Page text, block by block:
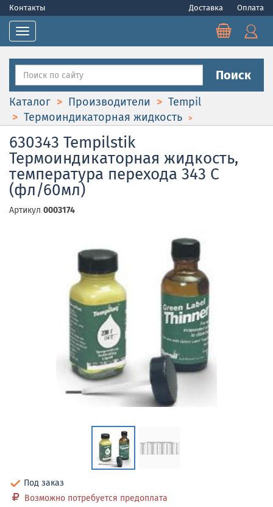
Контакты Доставка Оплата
Toggle navigation
Поиск
Каталог Производители
Tempil
Термоиндикаторная жидкость
630343 Tempilstik
Термоиндикаторная жидкость,
температура перехода 343 С
(фл/60мл)
Артикул 0003174
Под заказ
Возможно потребуется предоплата